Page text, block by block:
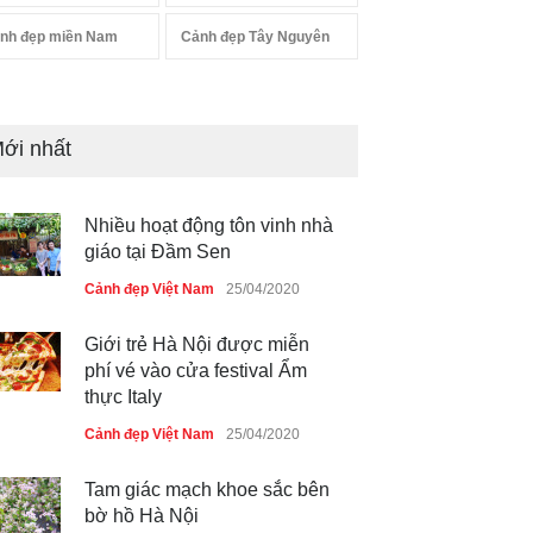
đẹp miền Nam Cảnh đẹp Tây Nguyên
nhất
Nhiều hoạt động tôn vinh nhà
giáo tại Đầm Sen
Cảnh đẹp Việt Nam 25/04/2020
Giới trẻ Hà Nội được miễn
phí vé vào cửa festival Ẩm
thực Italy
Cảnh đẹp Việt Nam 25/04/2020
Tam giác mạch khoe sắc bên
bờ hồ Hà Nội